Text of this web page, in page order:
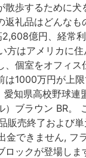
歩するために
礼品はどんな
億円、経
はアメリカに
個室をオフィ
1000万円が上
県高校野球
ブラウン BR
売終了および
できません,
ックが登場し